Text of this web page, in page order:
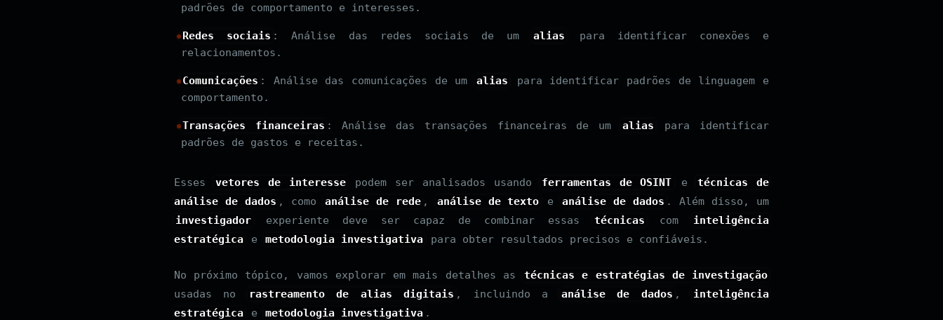
padrões de comportamento e interesses.
Redes sociais : Análise das redes sociais de um alias
para identificar conexões e
relacionamentos.
Comunicações : Análise das comunicações de um alias
para identificar padrões de linguagem e
comportamento.
Transações financeiras : Análise das transações financeiras de um alias
para identificar
padrões de gastos e receitas.
Esses vetores de interesse podem ser analisados usando ferramentas de OSINT e
técnicas de
análise de dados , como análise de rede , análise de texto e análise de dados . Além disso, um
investigador
experiente deve ser capaz de combinar essas técnicas com
inteligência
estratégica
e metodologia investigativa para obter resultados precisos e confiáveis.
No próximo tópico, vamos explorar em mais detalhes as
técnicas e estratégias de investigação
usadas no
rastreamento de alias digitais , incluindo a análise de dados ,
inteligência
estratégica
e metodologia investigativa .